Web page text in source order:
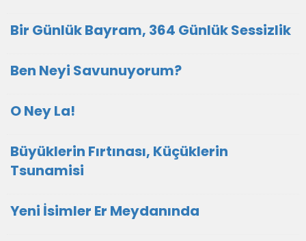
Bir Günlük Bayram, 364 Günlük Sessizlik
Ben Neyi Savunuyorum?
O Ney La!
Büyüklerin Fırtınası, Küçüklerin
Tsunamisi
Yeni İsimler Er Meydanında